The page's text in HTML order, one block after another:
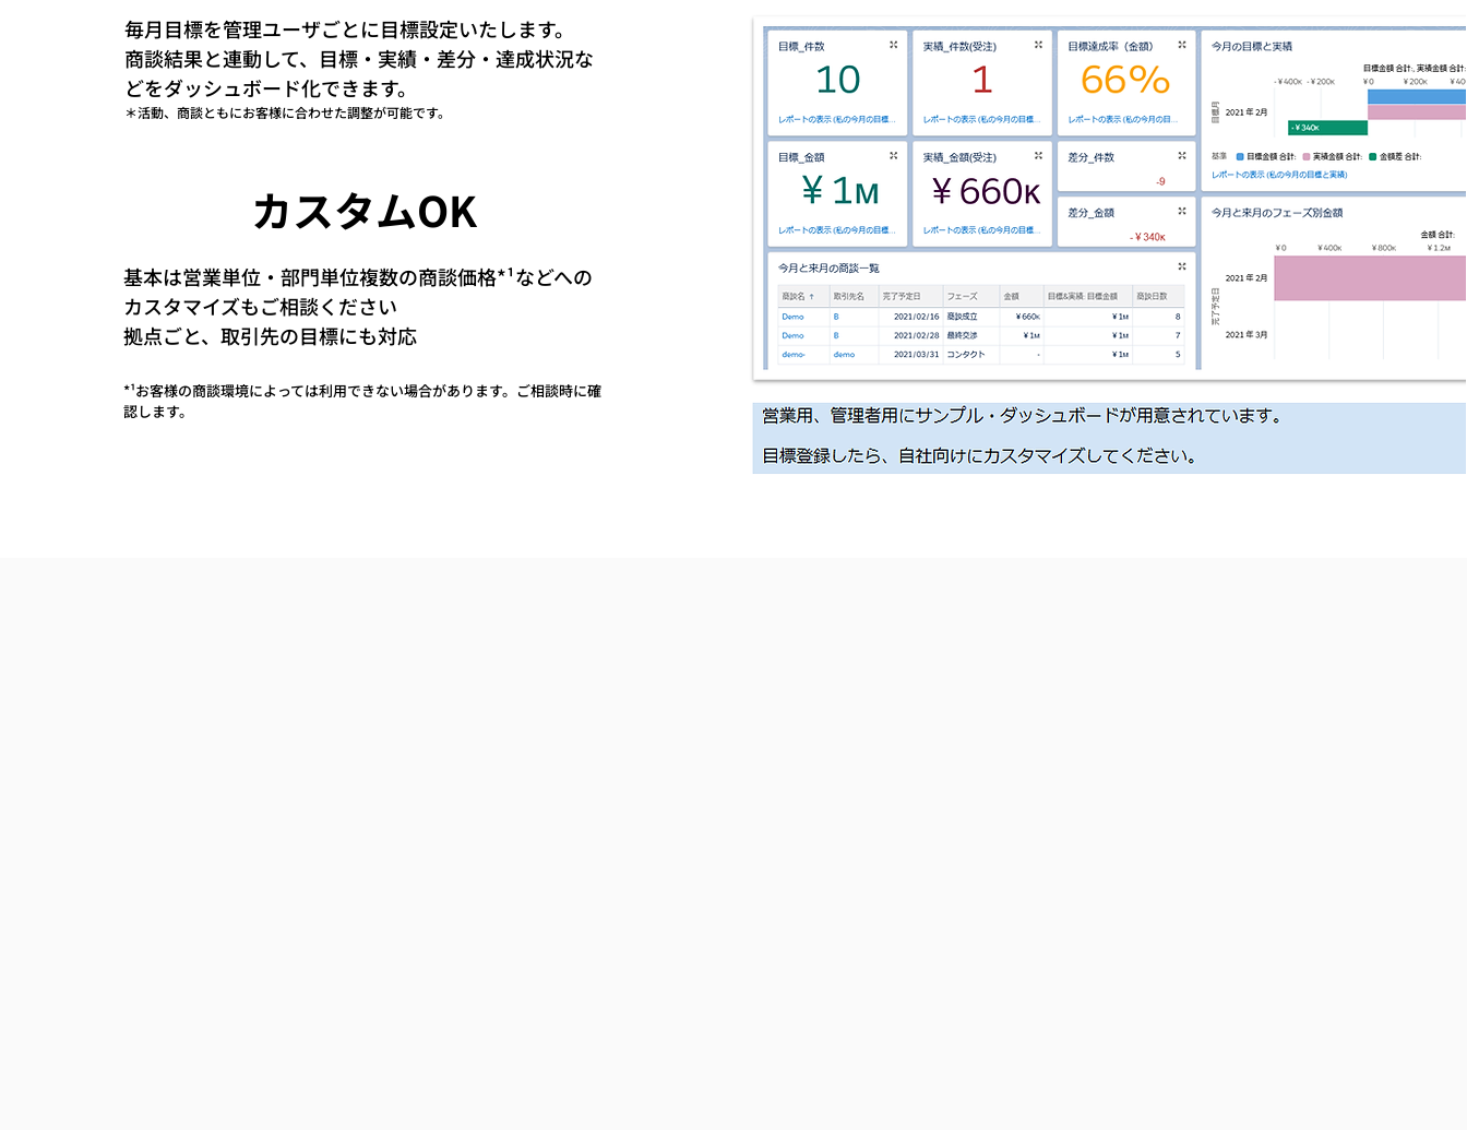
毎月目標を管理ユーザごとに目標設定いたします。​​
商談結果と連動して、目標・実績・差分・達成状況な
どをダッシュボード化できます。
＊活動​、商談ともにお客様に合わせた調整が可能です。
​カスタムOK
基本は営業単位・部門単位複数の商談価格*¹などへの
カスタマイズもご相談ください
拠点ごと、取引先の目標にも対応
*¹お客様の商談環境によっては利用できない場合があります。ご相談時に確
認します。